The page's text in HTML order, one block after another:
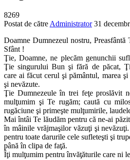
8269
Postat de către Administrator 31
Doamne Dumnezeul nostru,
Sfânt !
Ţie, Doamne, ne plecăm genunchii
Ţie singurului Bun şi fără de păcat,
care ai făcut cerul şi pământul, marea
şi nevăzute.
Ţie Dumnezeule în trei feţe proslăvit
mulţumim şi Te rugăm; caută cu
rugăciune şi primeşte mulţumirile,
Mai întâi Te lăudăm pentru că ne-ai
în mâinile vrăjmaşilor văzuţi şi
pentru toate darurile cele sufleteşti şi
până în clipa de faţă.
Îţi mulţumim pentru învăţăturile care ni